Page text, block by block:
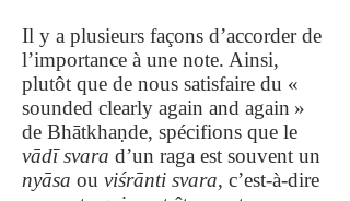
Il y a plusieurs façons d’accorder de
l’importance à une note. Ainsi,
plutôt que de nous satisfaire du «
sounded clearly again and again »
de Bhātkhaṇde, spécifions que le
vādī svara d’un raga est souvent un
nyāsa ou viśrānti svara, c’est-à-dire